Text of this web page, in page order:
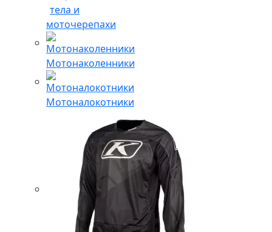
тела и
моточерепахи
Мотонаколенники
Мотоналокотники